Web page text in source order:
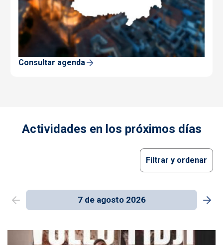
Consultar agenda
Actividades en los próximos días
7 de agosto 2026
Filtrar y ordenar